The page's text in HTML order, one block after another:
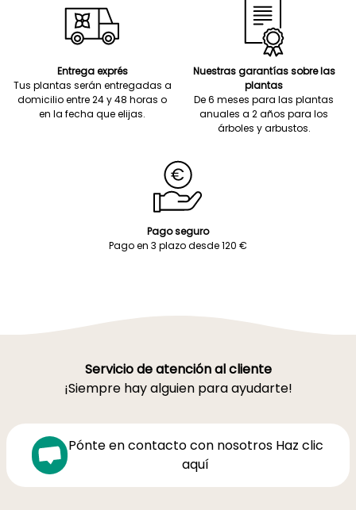
Entrega exprés
Tus plantas serán entregadas a
domicilio entre 24 y 48 horas o
en la fecha que elijas.
Nuestras garantías sobre las
plantas
De 6 meses para las plantas
anuales a 2 años para los
árboles y arbustos.
Pago seguro
Pago en 3 plazo desde 120 €
Servicio de atención al cliente
¡Siempre hay alguien para ayudarte!
Pónte en contacto con nosotros Haz clic
aquí